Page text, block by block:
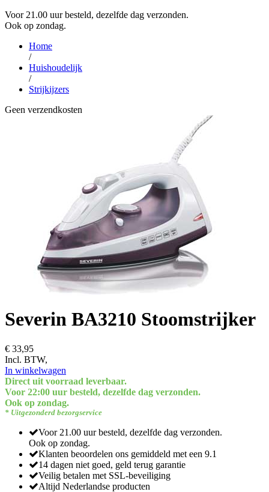
Voor 21.00 uur besteld, dezelfde dag verzonden.
Ook op zondag.
Home
/
Huishoudelijk
/
Strijkijzers
Geen verzendkosten
Severin BA3210 Stoomstrijker
€ 33,95
Incl. BTW,
In winkelwagen
Direct uit voorraad leverbaar.
Voor 22:00 uur besteld, dezelfde dag verzonden.
Ook op zondag.
* Uitgezonderd bezorgservice
Voor 21.00 uur besteld, dezelfde dag verzonden.
Ook op zondag.
Klanten beoordelen ons gemiddeld met een 9.1
14 dagen niet goed, geld terug garantie
Veilig betalen met SSL-beveiliging
Altijd Nederlandse producten